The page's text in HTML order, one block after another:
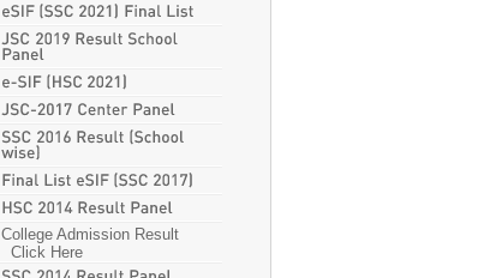
College Admission Result
Click Here